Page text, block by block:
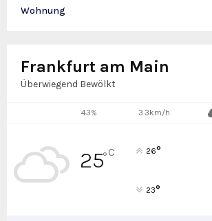
Wohnung
Frankfurt am Main
Überwiegend Bewölkt
43% 3.3km/h
25°C 26°
23°